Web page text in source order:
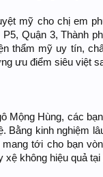
mỹ cho chị em
Quận 3, Thành
thẩm mỹ uy tín,
ưu điểm siêu việt
Mộng Hùng, các
Bằng kinh nghiệm
tới cho bạn
không hiệu quả tại